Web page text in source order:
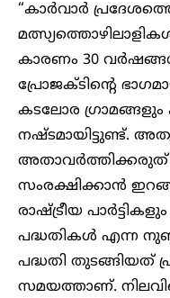
“കാർവാർ
കാരണം 30
പ്രോജക്ടിന്റെ
കടലോര
നഷ്ടമായിട്ടുണ്ട്.
അതാവർത്തിക്കരുത്
സംരക്ഷിക്കാൻ
രാഷ്ട്രീയ
പദ്ധതികൾ എന്ന
പദ്ധതി തുടങ്ങിയത്
സമയത്താണ്.